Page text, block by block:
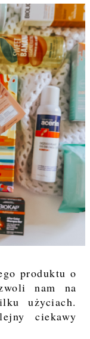
produktu o
nam na
użyciach.
ciekawy